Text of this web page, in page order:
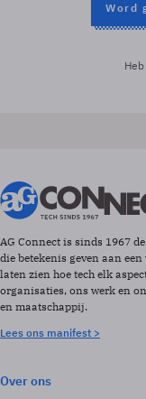
Word
AG Connect is sinds 1967
die betekenis geven aan
laten zien hoe tech elk
organisaties, ons werk en
en maatschappij.
Lees ons manifest >
Over ons